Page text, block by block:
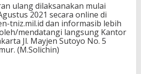
ulang dilaksanakan mulai
2021 secara online di
tniz.mil.id dan informasib lebih
mendatangi langsung Kantor
Jl. Mayjen Sutoyo No. 5
(M.Solichin)